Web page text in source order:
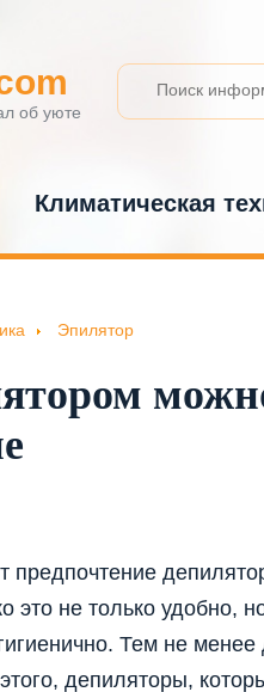
об уюте
Климатическая
Эпилятор
предпочтение
не только удобно,
Тем не менее
депиляторы,